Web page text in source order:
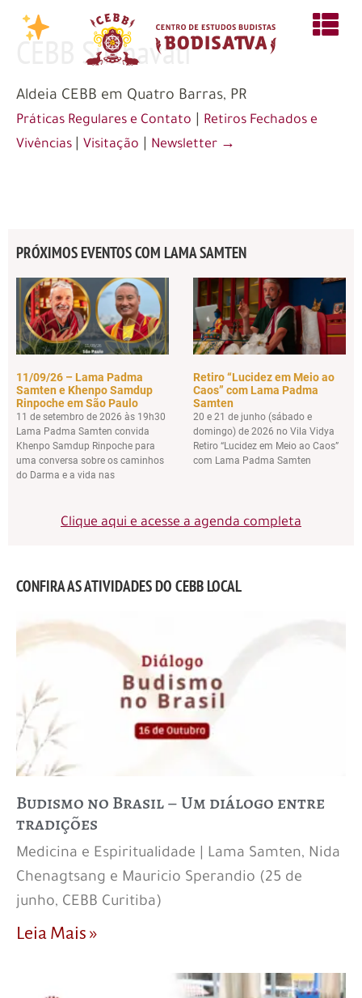
CEBB Sukhavati
Aldeia CEBB em Quatro Barras, PR
Práticas Regulares e Contato
Retiros Fechados e
Vivências
Visitação Newsletter →
PRÓXIMOS EVENTOS COM LAMA SAMTEN
11/09/26 – Lama Padma
Samten e Khenpo Samdup
Rinpoche em São Paulo
11 de setembro de 2026 às 19h30
Lama Padma Samten convida
Khenpo Samdup Rinpoche para
uma conversa sobre os caminhos
do Darma e a vida nas
Retiro “Lucidez em Meio ao
Caos” com Lama Padma
Samten
20 e 21 de junho (sábado e
domingo) de 2026 no Vila Vidya
Retiro “Lucidez em Meio ao Caos”
com Lama Padma Samten
Clique aqui e acesse a agenda completa
CONFIRA AS ATIVIDADES DO CEBB LOCAL
Budismo no Brasil – Um diálogo entre
tradições
Medicina e Espiritualidade | Lama Samten, Nida
Chenagtsang e Mauricio Sperandio (25 de
junho, CEBB Curitiba)
Leia Mais »